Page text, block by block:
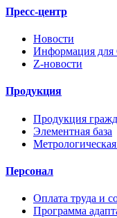
Пресс-центр
Новости
Информация
Z-новости
Продукция
Продукция
Элементная база
Персонал
Оплата труда и
Программа